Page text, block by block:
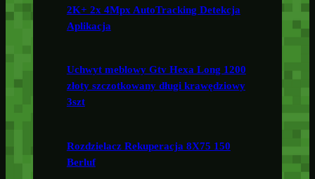
2K+ 2x 4Mpx AutoTracking Detekcja
Aplikacja
Uchwyt meblowy Gtv Hexa Long 1200
złoty szczotkowany długi krawędziowy
3szt
Rozdzielacz Rekuperacja 8X75 150
Berluf